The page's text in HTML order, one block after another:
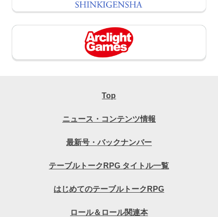
Top
ニュース・コンテンツ情報
最新号・バックナンバー
テーブルトークRPG タイトル一覧
はじめてのテーブルトークRPG
ロール＆ロール関連本